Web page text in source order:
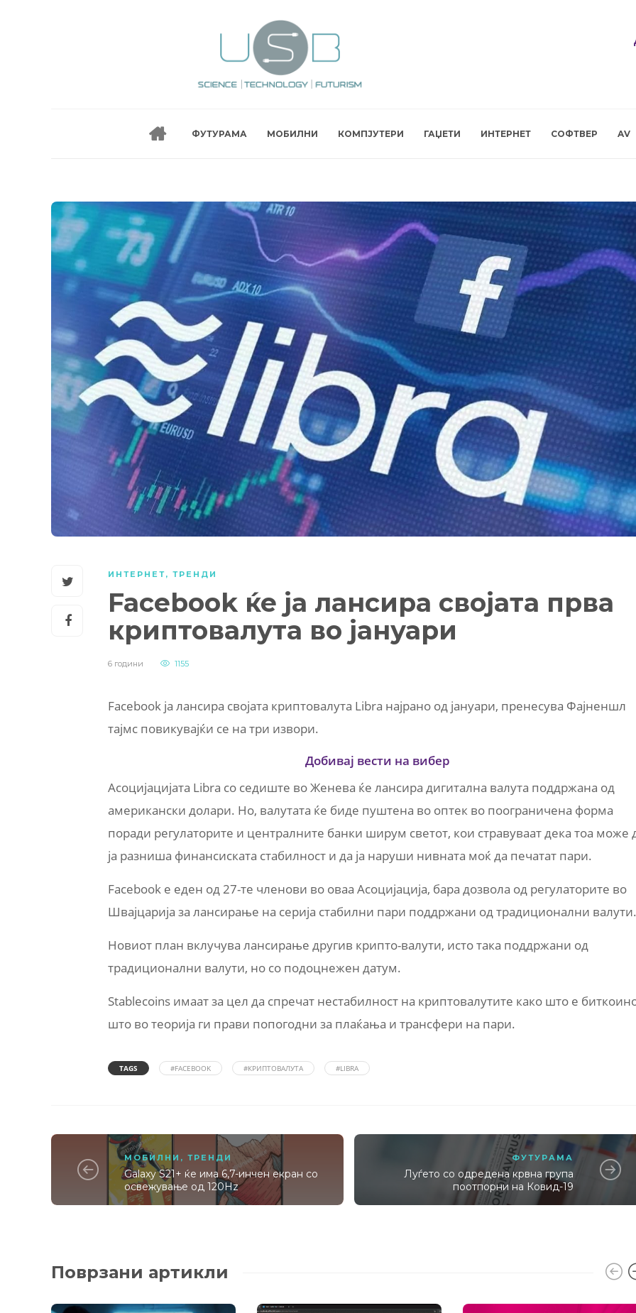
ФУТУРАМА МОБИЛНИ КОМПЈУТЕРИ ГАЏЕТИ ИНТЕРНЕТ СОФТВЕР AV
ИНТЕРНЕТ, ТРЕНДИ
Facebook ќе ја лансира својата прва
криптовалута во јануари
6 години 1155
Facebook ја лансира својата криптовалута Libra најрано од јануари, пренесува Фајненшл
тајмс повикувајќи се на три извори.
Добивај вести на вибер
Асоцијацијата Libra со седиште во Женева ќе лансира дигитална валута поддржана од
американски долари. Но, валутата ќе биде пуштена во оптек во поограничена форма
поради регулаторите и централните банки ширум светот, кои стравуваат дека тоа може
ја разниша финансиската стабилност и да ја наруши нивната моќ да печатат пари.
Facebook е еден од 27-те членови во оваа Асоцијација, бара дозвола од регулаторите во
Швајцарија за лансирање на серија стабилни пари поддржани од традиционални валути.
Новиот план вклучува лансирање другив крипто-валути, исто така поддржани од
традиционални валути, но со подоцнежен датум.
Stablecoins имаат за цел да спречат нестабилност на криптовалутите како што е
што во теорија ги прави попогодни за плаќања и трансфери на пари.
TAGS #FACEBOOK #КРИПТОВАЛУТА #LIBRA
МОБИЛНИ ,ТРЕНДИ
Galaxy S21+ ќе има 6,7-инчен екран со
освежување од 120Hz
ФУТУРАМА
Луѓето со одредена крвна група
поотпорни на Ковид-19
Поврзани артикли